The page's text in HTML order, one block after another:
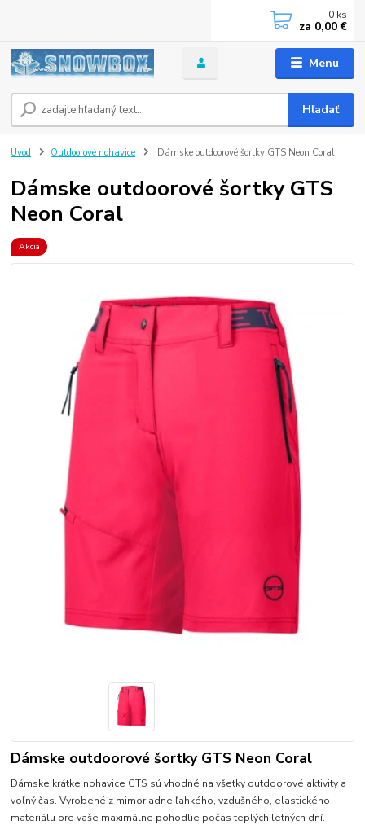
Menu
Hľadať
0 ks
za 0,00 €
Úvod Outdoorové nohavice Dámske outdoorové šortky GTS Neon Coral
Dámske outdoorové šortky GTS
Neon Coral
Akcia
Dámske outdoorové šortky GTS Neon Coral
Dámske krátke nohavice GTS sú vhodné na všetky outdoorové aktivity a
voľný čas. Vyrobené z mimoriadne ľahkého, vzdušného, elastického
materiálu pre vaše maximálne pohodlie počas teplých letných dní.